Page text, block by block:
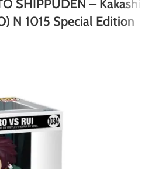
SHIPPUDEN – Kakashi
N 1015 Special Edition